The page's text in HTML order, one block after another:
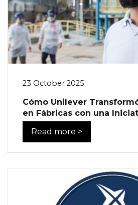
23 October 2025
Cómo Unilever
en Fábricas con una
Read more >